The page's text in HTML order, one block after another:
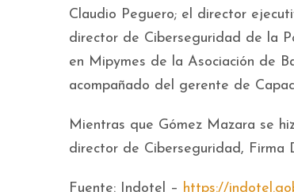
Claudio Peguero; el director
director de Ciberseguridad de la
en Mipymes de la Asociación de
acompañado del gerente de
Mientras que Gómez Mazara se
director de Ciberseguridad, Firma
Fuente: Indotel – https://